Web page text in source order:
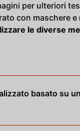
per ulteriori
con maschere
le diverse
basato su